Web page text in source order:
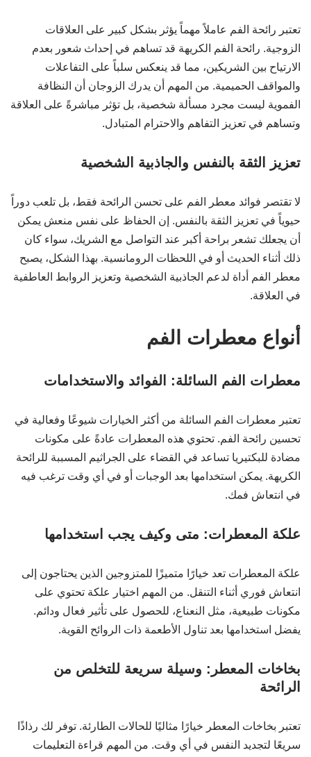
تعتبر رائحة الفم عاملاً مهماً يؤثر بشكل كبير على العلاقات
الزوجية. رائحة الفم الكريهة قد تساهم في إحداث شعور بعدم
الارتياح بين الشريكين، مما قد ينعكس سلباً على التفاعلات
والمواقف الحميمية. من المهم أن يدرك الزوجان أن النظافة
الفموية ليست مجرد مسألة شخصية، بل تؤثر مباشرةً على العلاقة
وتساهم في تعزيز التفاهم والاحترام المتبادل.
تعزيز الثقة بالنفس والجاذبية الشخصية
لا تقتصر فوائد معطر الفم على تحسن الرائحة فقط، بل تلعب دوراً
حيوياً في تعزيز الثقة بالنفس. إن الحفاظ على نفس منعش يمكن
أن يجعلك تشعر براحة أكبر عند التواصل مع الشريك، سواء كان
ذلك أثناء الحديث أو في اللحظات الرومانسية. بهذا الشكل، يصبح
معطر الفم أداة لدعم الجاذبية الشخصية وتعزيز الروابط العاطفية
في العلاقة.
أنواع معطرات الفم
معطرات الفم السائلة: الفوائد والاستخدامات
تعتبر معطرات الفم السائلة من أكثر الخيارات شيوعًا وفعالية في
تحسين رائحة الفم. تحتوي هذه المعطرات عادةً على مكونات
مضادة للبكتيريا تساعد في القضاء على الجراثيم المسببة للرائحة
الكريهة. يمكن استخدامها بعد الوجبات أو في أي وقت ترغب فيه
في انتعاش فمك.
علكة المعطرات: متى وكيف يجب استخدامها
علكة المعطرات تعد خيارًا متميزًا للمتزوجين الذين يحتاجون إلى
انتعاش فوري أثناء التنقل. من المهم اختيار علكة تحتوي على
مكونات طبيعية، مثل النعناع، للحصول على تأثير فعال ودائم.
يفضل استخدامها بعد تناول الأطعمة ذات الروائح القوية.
بخاخات المعطر: وسيلة سريعة للتخلص من
الرائحة
تعتبر بخاخات المعطر خيارًا مثاليًا للحالات الطارئة. توفر لك رذاذًا
سريعًا لتجديد النفس في أي وقت. من المهم قراءة التعليمات